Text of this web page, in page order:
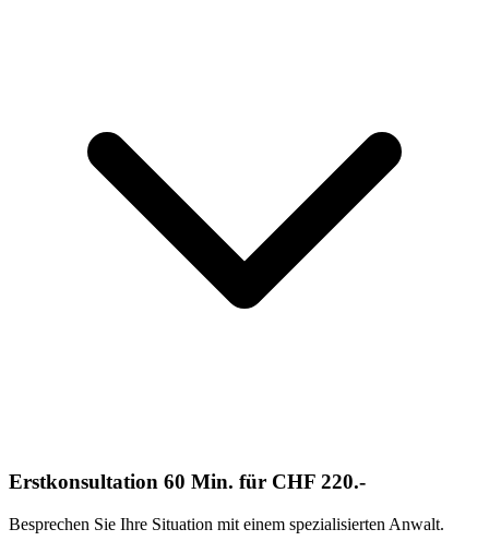
Erstkonsultation 60 Min. für CHF 220.-
Besprechen Sie Ihre Situation mit einem spezialisierten Anwalt.